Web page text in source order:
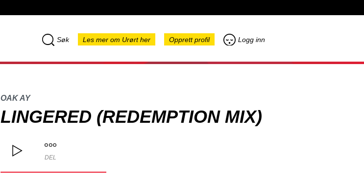
Søk Les mer om Urørt her Opprett profil Logg inn
OAK AY
LINGERED (REDEMPTION MIX)
DEL